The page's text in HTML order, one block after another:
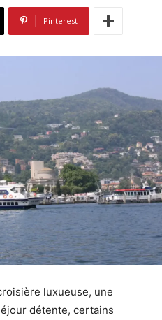
Pinterest
luxueuse, une
détente, certains